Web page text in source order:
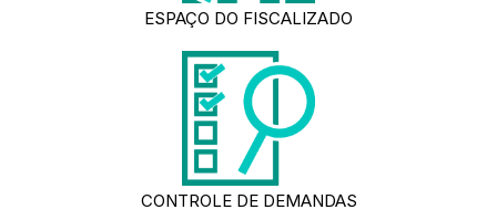
ESPAÇO DO FISCALIZADO
CONTROLE DE DEMANDAS